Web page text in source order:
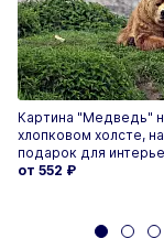
Картина "Медведь"
хлопковом холсте,
подарок для
от 552 ₽